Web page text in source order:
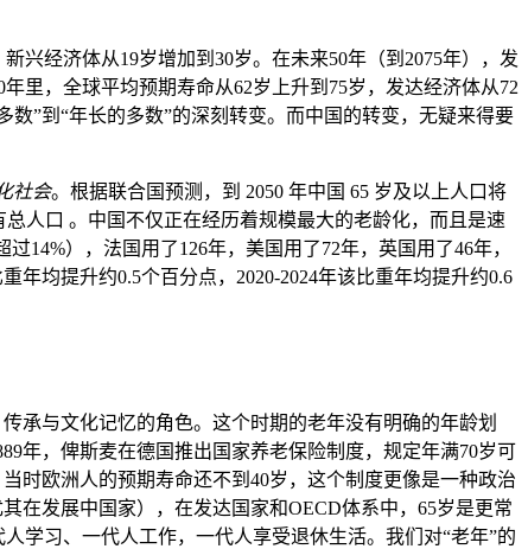
兴经济体从19岁增加到30岁。在未来50年（到2075年），发
里，全球平均预期寿命从62岁上升到75岁，发达经济体从72
”到“年长的多数”的深刻转变。而中国的转变，无疑来得要
社会。根据联合国预测，到 2050 年中国 65 岁及以上人口将
人口 。中国不仅正在经历着规模最大的老龄化，而且是速
14%），法国用了126年，美国用了72年，英国用了46年，
年均提升约0.5个百分点，2020-2024年该比重年均提升约0.6
承与文化记忆的角色。这个时期的老年没有明确的年龄划
年，俾斯麦在德国推出国家养老保险制度，规定年满70岁可
时欧洲人的预期寿命还不到40岁，这个制度更像是一种政治
在发展中国家），在发达国家和OECD体系中，65岁是更常
学习、一代人工作，一代人享受退休生活。我们对“老年”的